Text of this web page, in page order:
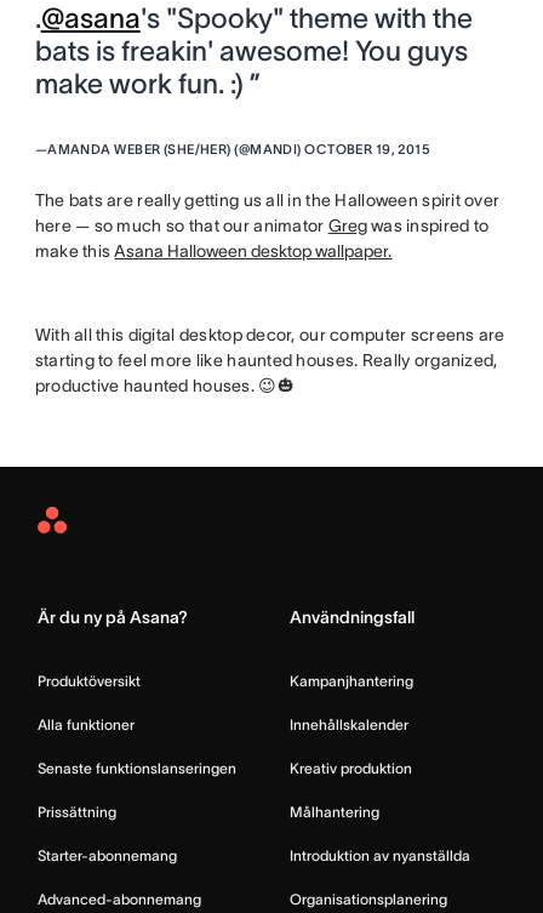
.@asana's "Spooky" theme with the
bats is freakin' awesome! You guys
make work fun. :) ”
—AMANDA WEBER (SHE/HER) (@MANDI) OCTOBER 19, 2015
The bats are really getting us all in the Halloween spirit over
here — so much so that our animator Gregwas inspired to
make thisAsana Halloween desktop wallpaper.
With all this digital desktop decor, our computer screens are
starting to feel more like haunted houses. Really organized,
productive haunted houses. 😉🎃
Asana
Är du ny på Asana?
Produktöversikt
Alla funktioner
Senaste funktionslanseringen
Prissättning
Starter-abonnemang
Advanced-abonnemang
Användningsfall
Kampanjhantering
Innehållskalender
Kreativ produktion
Målhantering
Introduktion av nyanställda
Organisationsplanering